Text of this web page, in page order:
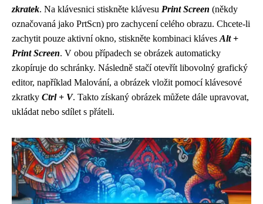
zkratek. Na klávesnici stiskněte klávesu Print Screen (někdy
označovaná jako PrtScn) pro zachycení celého obrazu. Chcete-li
zachytit pouze aktivní okno, stiskněte kombinaci kláves Alt +
Print Screen. V obou případech se obrázek automaticky
zkopíruje do schránky. Následně stačí otevřít libovolný grafický
editor, například Malování, a obrázek vložit pomocí klávesové
zkratky Ctrl + V. Takto získaný obrázek můžete dále upravovat,
ukládat nebo sdílet s přáteli.